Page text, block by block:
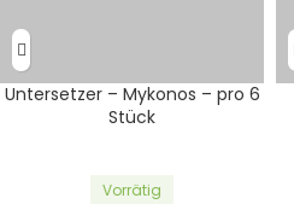
Untersetzer – Mykonos – pro 6
Stück
Vorrätig